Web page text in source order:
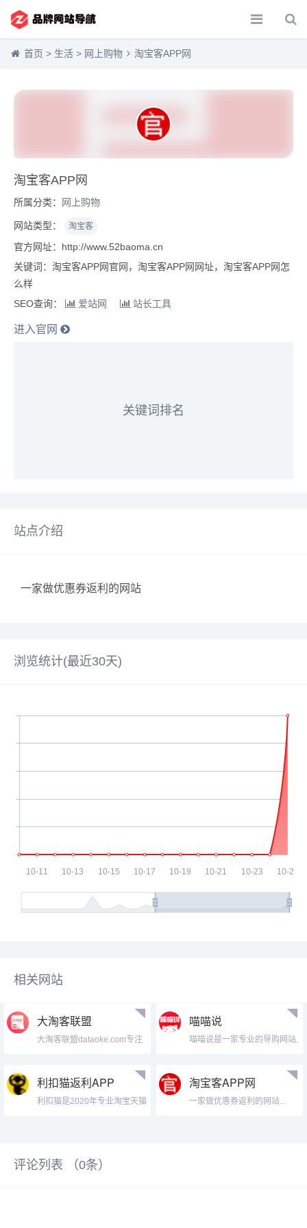
首页 > 生活 > 网上购物 淘宝客APP网
淘宝客APP网
所属分类： 网上购物
网站类型： 淘宝客
官方网址：http://www.52baoma.cn
关键词：淘宝客APP网官网，淘宝客APP网网址，淘宝客APP网怎
么样
SEO查询：
爱站网 站长工具
进入官网
关键词排名
站点介绍
一家做优惠券返利的网站
浏览统计(最近30天)
相关网站
大淘客联盟
大淘客联盟dataoke.com专注
及人力成本！联盟本着专注单
品、极致转化的使命，提供业
务包括领券优惠精选、鹊桥精
喵喵说
喵喵说是一家专业的导购网站,
您首选省钱综合商城,喵喵说带
您开启时尚购物之旅!...
利扣猫返利APP
利扣猫是2020年专业淘宝天猫
包邮1折特卖，每个整点限时
淘宝客APP网
一家做优惠券返利的网站...
评论列表 （0条）